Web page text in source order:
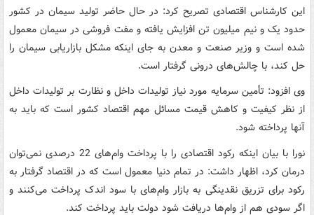
این کارشناس اقتصادی تصریح کرد: در حال حاضر تولید سیمان در کشور
حدود یک و نیم میلیون تن افزایش یافته و مفت فروشی در سیمان معمول
شده است و وزیر صنعت و معدن به جای اینکه مشکل بازاریابی سیمان را
حل کند، با چالش‌های درونی گرفتار است.
وی افزود: تأمین سرمایه مورد نیاز تولیدات داخل و نظارت بر تولیدات داخل
از نظر کیفیت و کاهش قیمت مسائل مهم اقتصاد کشور است که باید به
آنها پرداخته شود.
نورا با بیان اینکه رکود اقتصادی را با پرداخت وام‌های 22 درصدی نمی‌توان
درمان کرد، اظهار داشت: در تمام دنیا معمول است که در اقتصاد گرفتار به
رکود برای تزریق نقدینگی به بازار وام‌های با سود اندک پرداخت می‌کنند و
اگر سودی هم از وام‌ها دریافت شود دولت باید پرداخت کند.